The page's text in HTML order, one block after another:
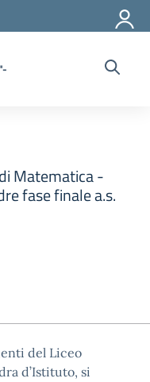
Matematica -
fase finale a.s.
del Liceo
d’Istituto, si